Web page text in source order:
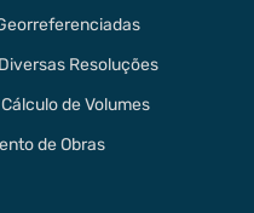
Resoluções
de Volumes
de Obras